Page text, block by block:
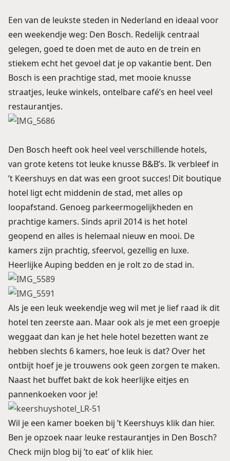
Een van de leukste steden in Nederland en ideaal voor
een weekendje weg: Den Bosch. Redelijk centraal
gelegen, goed te doen met de auto en de trein en
stiekem echt het gevoel dat je op vakantie bent. Den
Bosch is een prachtige stad, met mooie knusse
straatjes, leuke winkels, ontelbare café’s en heel veel
restaurantjes.
Den Bosch heeft ook heel veel verschillende hotels,
van grote ketens tot leuke knusse B&B’s. Ik verbleef in
’t Keershuys en dat was een groot succes! Dit boutique
hotel ligt echt middenin de stad, met alles op
loopafstand. Genoeg parkeermogelijkheden en
prachtige kamers. Sinds april 2014 is het hotel
geopend en alles is helemaal nieuw en mooi. De
kamers zijn prachtig, sfeervol, gezellig en luxe.
Heerlijke Auping bedden en je rolt zo de stad in.
Als je een leuk weekendje weg wil met je lief raad ik dit
hotel ten zeerste aan. Maar ook als je met een groepje
weggaat dan kan je het hele hotel bezetten want ze
hebben slechts 6 kamers, hoe leuk is dat? Over het
ontbijt hoef je je trouwens ook geen zorgen te maken.
Naast het buffet bakt de kok heerlijke eitjes en
pannenkoeken voor je!
Wil je een kamer boeken bij ’t Keershuys klikdan hier.
Ben je opzoek naar leuke restaurantjes in Den Bosch?
Check mijn blog bij ’to eat’ of klik hier.